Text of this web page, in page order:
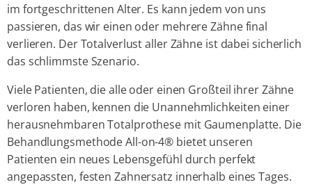
im fortgeschrittenen Alter. Es kann jedem von uns
passieren, das wir einen oder mehrere Zähne final
verlieren. Der Totalverlust aller Zähne ist dabei sicherlich
das schlimmste Szenario.
Viele Patienten, die alle oder einen Großteil ihrer Zähne
verloren haben, kennen die Unannehmlichkeiten einer
herausnehmbaren Totalprothese mit Gaumenplatte. Die
Behandlungsmethode All-on-4® bietet unseren
Patienten ein neues Lebensgefühl durch perfekt
angepassten, festen Zahnersatz innerhalb eines Tages.